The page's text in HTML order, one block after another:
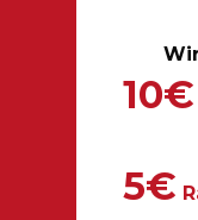
10€
5€